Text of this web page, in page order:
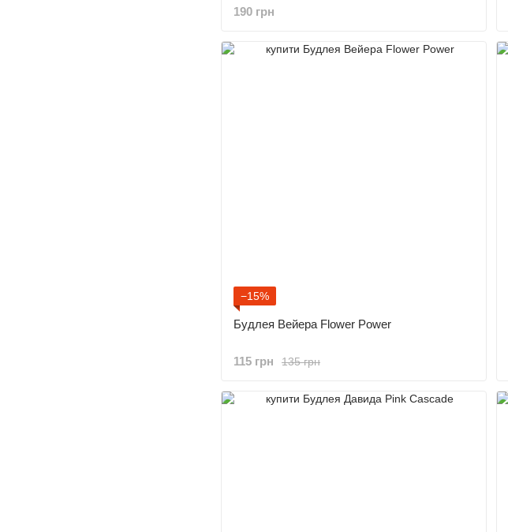
190 грн
−15%
Будлея Вейера Flower Power
135 грн
115 грн